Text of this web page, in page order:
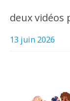
deux
13 juin 2026